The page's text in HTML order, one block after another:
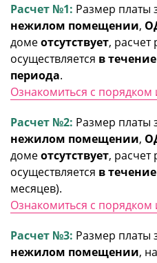
Расчет №1: Размер платы
нежилом помещении,
домеотсутствует, расчет
осуществляется в
периода.
Ознакомиться с
Расчет №2: Размер платы
нежилом помещении,
домеотсутствует, расчет
осуществляется в
месяцев).
Ознакомиться с
Расчет №3: Размер платы
нежилом помещении,